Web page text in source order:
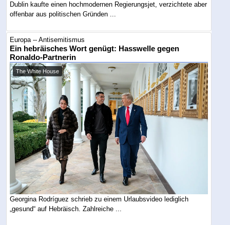
Dublin kaufte einen hochmodernen Regierungsjet, verzichtete aber
offenbar aus politischen Gründen ...
Europa -- Antisemitismus
Ein hebräisches Wort genügt: Hasswelle gegen
Ronaldo-Partnerin
The White House
Georgina Rodríguez schrieb zu einem Urlaubsvideo lediglich
„gesund“ auf Hebräisch. Zahlreiche ...